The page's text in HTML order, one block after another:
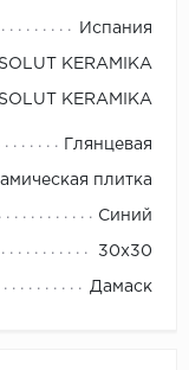
Испания
KERAMIKA
KERAMIKA
Глянцевая
плитка
Синий
30x30
Дамаск